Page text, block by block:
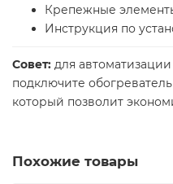
Крепежные
Инструкция по
Совет: для
подключите
который позволит
Похожие товары